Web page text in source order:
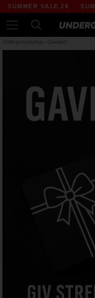
SUMMER SALE 26
Undergroundshop Gavekort